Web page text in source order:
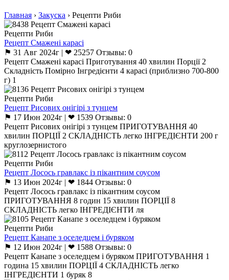
Главная › Закуска › Рецепти Риби
Рецепти Риби
Рецепт Смажені карасі
⚑ 31 Авг 2024г | ❤ 25257 Отзывы: 0
Рецепт Смажені карасі Приготування 40 хвилин Порції 2
Складність Помірно Інгредієнти 4 карасі (приблизно 700-800
г) 1
Рецепти Риби
Рецепт Рисових онігірі з тунцем
⚑ 17 Июн 2024г | ❤ 1539 Отзывы: 0
Рецепт Рисових онігірі з тунцем ПРИГОТУВАННЯ 40
хвилин ПОРЦІЇ 2 СКЛАДНІСТЬ легко ІНГРЕДІЄНТИ 200 г
круглозернистого
Рецепти Риби
Рецепт Лосось гравлакс із пікантним соусом
⚑ 13 Июн 2024г | ❤ 1844 Отзывы: 0
Рецепт Лосось гравлакс із пікантним соусом
ПРИГОТУВАННЯ 8 годин 15 хвилин ПОРЦІЇ 8
СКЛАДНІСТЬ легко ІНГРЕДІЄНТИ ля
Рецепти Риби
Рецепт Канапе з оселедцем і буряком
⚑ 12 Июн 2024г | ❤ 1588 Отзывы: 0
Рецепт Канапе з оселедцем і буряком ПРИГОТУВАННЯ 1
година 15 хвилин ПОРЦІЇ 4 СКЛАДНІСТЬ легко
ІНГРЕДІЄНТИ 1 буряк 8